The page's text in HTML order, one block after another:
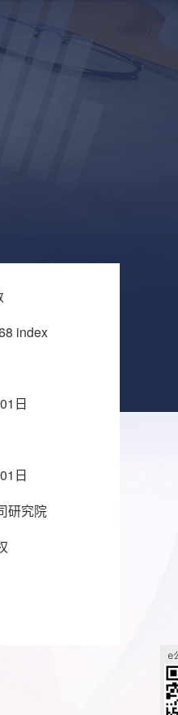
index
日
日
研究院